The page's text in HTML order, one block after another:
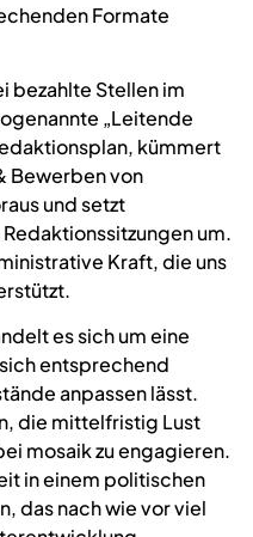
Formate
bezahlte Stellen im
„Leitende
kümmert
Bewerben von
und setzt
um.
Kraft, die uns
es sich um eine
entsprechend
anpassen lässt.
die mittelfristig Lust
mosaik zu engagieren.
in einem politischen
das nach wie vor viel